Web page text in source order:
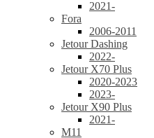
2021-
Fora
2006-2011
Jetour Dashing
2022-
Jetour X70 Plus
2020-2023
2023-
Jetour X90 Plus
2021-
M11